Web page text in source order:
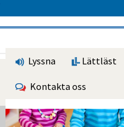
Lyssna Lättläst
Kontakta oss